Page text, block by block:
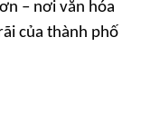
– nơi văn hóa
của thành phố